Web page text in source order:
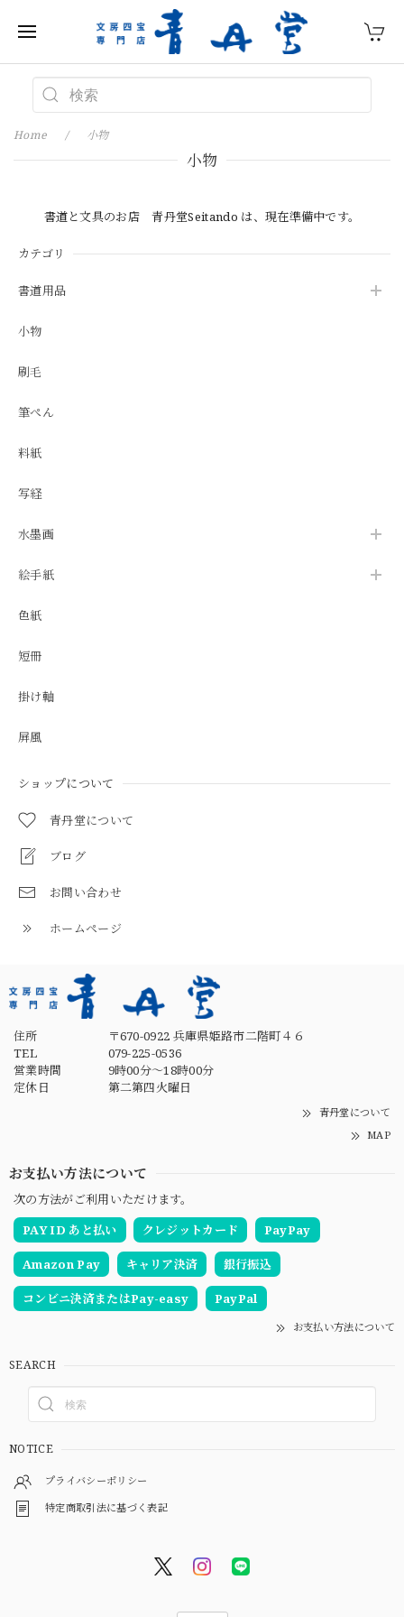
カテゴリ
書道用品
小物
刷毛
筆ぺん
料紙
写経
水墨画
絵手紙
色紙
短冊
掛け軸
屏風
ショップについて
青丹堂について
ブログ
お問い合わせ
ホームページ
Home 小物
小物
書道と文具のお店 青丹堂Seitando は、現在準備中です。
住所
〒670-0922 兵庫県姫路市二階町４６
TEL
079-225-0536
営業時間
9時00分～18時00分
定休日
第二第四火曜日
青丹堂について
MAP
お支払い方法について
次の方法がご利用いただけます。
PAY ID あと払い
クレジットカード PayPay
Amazon Pay キャリア決済 銀行振込
コンビニ決済またはPay-easy PayPal
お支払い方法について
SEARCH
NOTICE
プライバシーポリシー
特定商取引法に基づく表記